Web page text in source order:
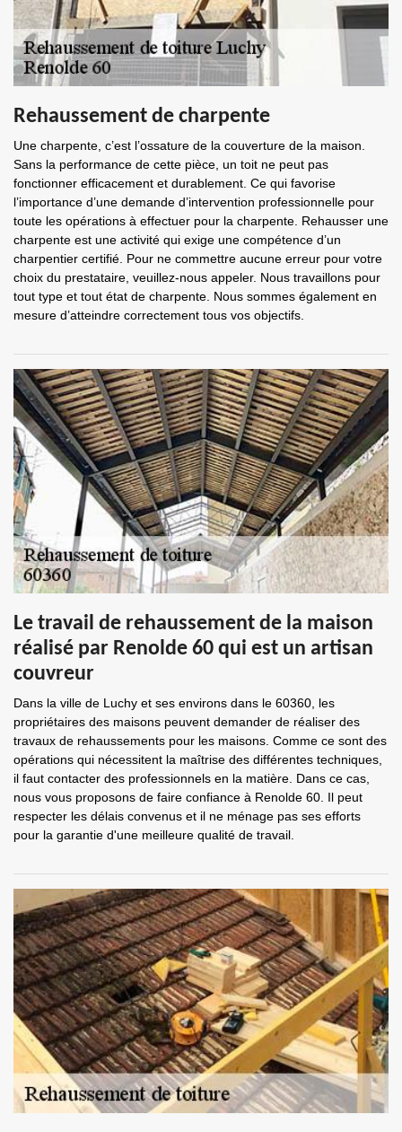
Rehaussement de charpente
Une charpente, c’est l’ossature de la couverture de la maison.
Sans la performance de cette pièce, un toit ne peut pas
fonctionner efficacement et durablement. Ce qui favorise
l’importance d’une demande d’intervention professionnelle pour
toute les opérations à effectuer pour la charpente. Rehausser une
charpente est une activité qui exige une compétence d’un
charpentier certifié. Pour ne commettre aucune erreur pour votre
choix du prestataire, veuillez-nous appeler. Nous travaillons pour
tout type et tout état de charpente. Nous sommes également en
mesure d’atteindre correctement tous vos objectifs.
Le travail de rehaussement de la maison
réalisé par Renolde 60 qui est un artisan
couvreur
Dans la ville de Luchy et ses environs dans le 60360, les
propriétaires des maisons peuvent demander de réaliser des
travaux de rehaussements pour les maisons. Comme ce sont des
opérations qui nécessitent la maîtrise des différentes techniques,
il faut contacter des professionnels en la matière. Dans ce cas,
nous vous proposons de faire confiance à Renolde 60. Il peut
respecter les délais convenus et il ne ménage pas ses efforts
pour la garantie d'une meilleure qualité de travail.